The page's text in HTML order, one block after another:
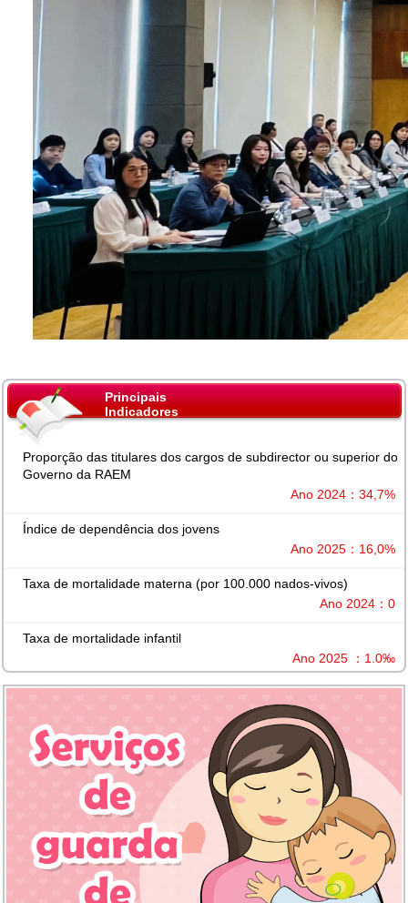
Principais
Indicadores
Proporção das titulares dos cargos de subdirector ou superior do
Governo da RAEM
Ano 2024：34,7%
Índice de dependência dos jovens
Ano 2025：16,0%
Taxa de mortalidade materna (por 100.000 nados-vivos)
Ano 2024：0
Taxa de mortalidade infantil
Ano 2025 ：1.0‰